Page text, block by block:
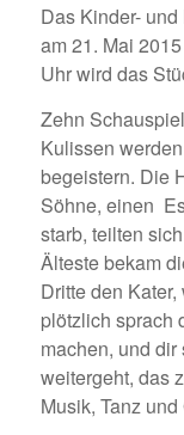
Das Kinder-
am 21. Mai
Uhr wird das
Zehn
Kulissen
begeistern. Die
Söhne, einen
starb, teilten
Älteste bekam
Dritte den
plötzlich sprach
machen, und dir
weitergeht, das
Musik, Tanz